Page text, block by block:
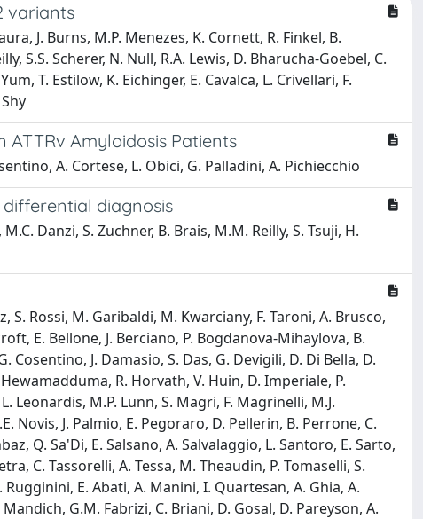
variants
J. Burns, M.P. Menezes, K. Cornett, R. Finkel, B.
S.S. Scherer, N. Null, R.A. Lewis, D. Bharucha-Goebel, C.
T. Estilow, K. Eichinger, E. Cavalca, L. Crivellari, F.
ATTRv Amyloidosis Patients
A. Cortese, L. Obici, G. Palladini, A. Pichiecchio
diagnosis
Danzi, S. Zuchner, B. Brais, M.M. Reilly, S. Tsuji, H.
S. Rossi, M. Garibaldi, M. Kwarciany, F. Taroni, A. Brusco,
E. Bellone, J. Berciano, P. Bogdanova-Mihaylova, B.
Cosentino, J. Damasio, S. Das, G. Devigili, D. Di Bella, D.
R. Horvath, V. Huin, D. Imperiale, P.
Leonardis, M.P. Lunn, S. Magri, F. Magrinelli, M.J.
Novis, J. Palmio, E. Pegoraro, D. Pellerin, B. Perrone, C.
Q. Sa'Di, E. Salsano, A. Salvalaggio, L. Santoro, E. Sarto,
C. Tassorelli, A. Tessa, M. Theaudin, P. Tomaselli, S.
Rugginini, E. Abati, A. Manini, I. Quartesan, A. Ghia, A.
G.M. Fabrizi, C. Briani, D. Gosal, D. Pareyson, A.